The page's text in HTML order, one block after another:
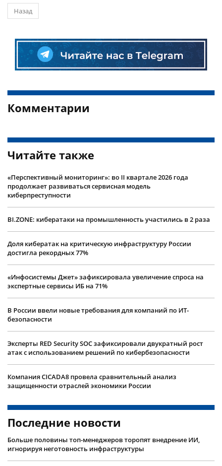
Назад
Комментарии
Читайте также
«Перспективный мониторинг»: во II квартале 2026 года
продолжает развиваться сервисная модель
киберпреступности
BI.ZONE: кибератаки на промышленность участились в 2 раза
Доля кибератак на критическую инфраструктуру России
достигла рекордных 77%
«Инфосистемы Джет» зафиксировала увеличение спроса на
экспертные сервисы ИБ на 71%
В России ввели новые требования для компаний по ИТ-
безопасности
Эксперты RED Security SOC зафиксировали двукратный рост
атак с использованием решений по кибербезопасности
Компания CICADA8 провела сравнительный анализ
защищенности отраслей экономики России
Последние новости
Больше половины топ-менеджеров торопят внедрение ИИ,
игнорируя неготовность инфраструктуры